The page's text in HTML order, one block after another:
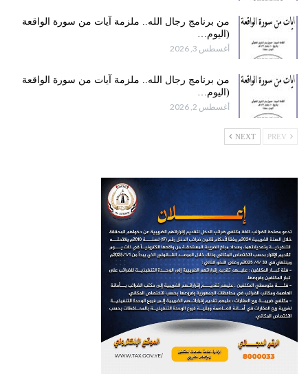
من برنامج رجال الله.. ملزمة آيات من سورة الواقعة
(اليوم…
أغسطس 3, 2026
من برنامج رجال الله.. ملزمة آيات من سورة الواقعة
(اليوم…
أغسطس 2, 2026
NEXT